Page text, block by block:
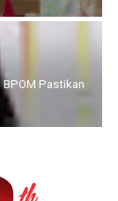
Overstaying